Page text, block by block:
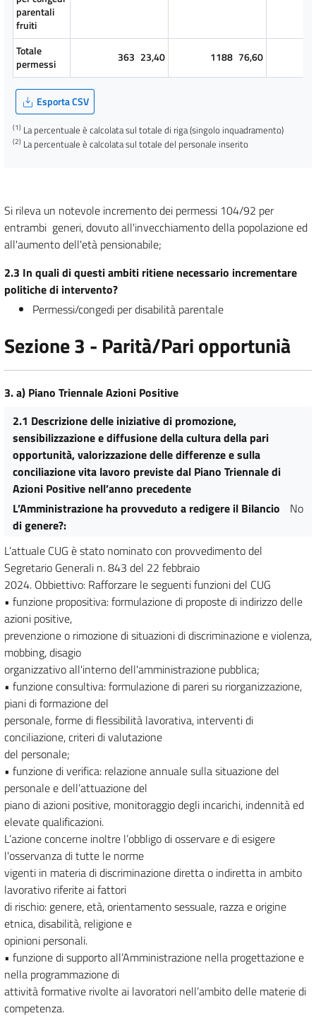
parentali
fruiti
Totale
permessi
363 23,40 1188 76,60
Esporta CSV
(1) La percentuale è calcolata sul totale di riga (singolo inquadramento)
(2) La percentuale è calcolata sul totale del personale inserito
Si rileva un notevole incremento dei permessi 104/92 per
entrambi generi, dovuto all'invecchiamento della popolazione ed
all'aumento dell'età pensionabile;
2.3 In quali di questi ambiti ritiene necessario incrementare
politiche di intervento?
Permessi/congedi per disabilità parentale
Sezione 3 - Parità/Pari opportunià
3. a) Piano Triennale Azioni Positive
2.1 Descrizione delle iniziative di promozione,
sensibilizzazione e diffusione della cultura della pari
opportunità, valorizzazione delle differenze e sulla
conciliazione vita lavoro previste dal Piano Triennale di
Azioni Positive nell’anno precedente
L’Amministrazione ha provveduto a redigere il Bilancio
di genere?:
No
L’attuale CUG è stato nominato con provvedimento del
Segretario Generali n. 843 del 22 febbraio
2024. Obbiettivo: Rafforzare le seguenti funzioni del CUG
• funzione propositiva: formulazione di proposte di indirizzo delle
azioni positive,
prevenzione o rimozione di situazioni di discriminazione e violenza,
mobbing, disagio
organizzativo all'interno dell'amministrazione pubblica;
• funzione consultiva: formulazione di pareri su riorganizzazione,
piani di formazione del
personale, forme di flessibilità lavorativa, interventi di
conciliazione, criteri di valutazione
del personale;
• funzione di verifica: relazione annuale sulla situazione del
personale e dell’attuazione del
piano di azioni positive, monitoraggio degli incarichi, indennità ed
elevate qualificazioni.
L’azione concerne inoltre l’obbligo di osservare e di esigere
l'osservanza di tutte le norme
vigenti in materia di discriminazione diretta o indiretta in ambito
lavorativo riferite ai fattori
di rischio: genere, età, orientamento sessuale, razza e origine
etnica, disabilità, religione e
opinioni personali.
• funzione di supporto all’Amministrazione nella progettazione e
nella programmazione di
attività formative rivolte ai lavoratori nell’ambito delle materie di
competenza.